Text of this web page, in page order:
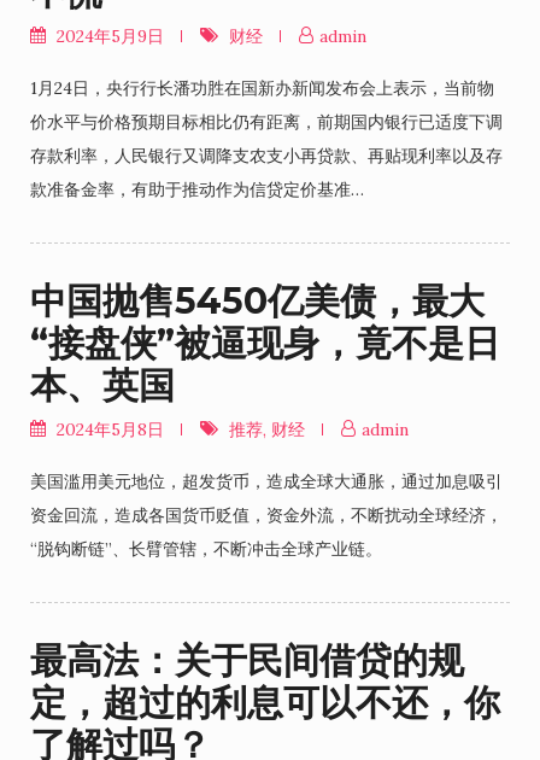
2024年5月9日 财经 admin
1月24日，央行行长潘功胜在国新办新闻发布会上表示，当前物
价水平与价格预期目标相比仍有距离，前期国内银行已适度下调
存款利率，人民银行又调降支农支小再贷款、再贴现利率以及存
款准备金率，有助于推动作为信贷定价基准…
中国抛售5450亿美债，最大
“接盘侠”被逼现身，竟不是日
本、英国
2024年5月8日 推荐, 财经 admin
美国滥用美元地位，超发货币，造成全球大通胀，通过加息吸引
资金回流，造成各国货币贬值，资金外流，不断扰动全球经济，
“脱钩断链”、长臂管辖，不断冲击全球产业链。
最高法：关于民间借贷的规
定，超过的利息可以不还，你
了解过吗？